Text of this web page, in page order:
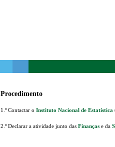
Procedimento
1.º Contactar o Instituto Nacional de Estatística
2.º Declarar a atividade junto das Finanças e da